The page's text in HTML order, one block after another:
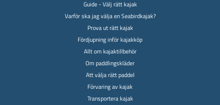
Guide - Välj rätt kajak
Varför ska jag välja en Seabirdkajak?
Prova ut rätt kajak
Fördjupning inför kajakköp
Allt om kajaktillbehör
Om paddlingskläder
Att välja rätt paddel
Förvaring av kajak
Transportera kajak